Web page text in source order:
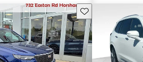
Guarda este Aviso